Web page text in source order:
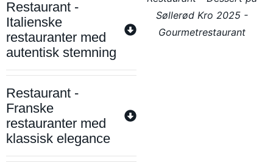
Restaurant -
Italienske
restauranter med
autentisk stemning
Restaurant -
Franske
restauranter med
klassisk elegance
Søllerød Kro 2025 -
Gourmetrestaurant